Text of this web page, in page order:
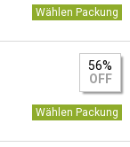
Wählen Packung
56%
OFF
Wählen Packung